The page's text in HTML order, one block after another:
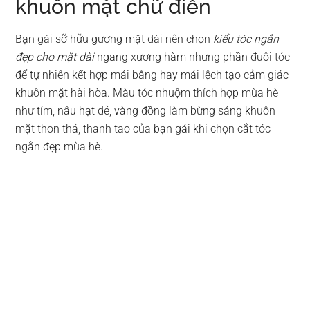
khuôn mặt chữ điền
Bạn gái sỡ hữu gương mặt dài nên chọn kiểu tóc ngắn
đẹp cho mặt dàingang xương hàm nhưng phần đuôi tóc
để tự nhiên kết hợp mái bằng hay mái lệch tạo cảm giác
khuôn mặt hài hòa. Màu tóc nhuộm thích hợp mùa hè
như tím, nâu hạt dẻ, vàng đồng làm bừng sáng khuôn
mặt thon thả, thanh tao của bạn gái khi chọn cắt tóc
ngắn đẹp mùa hè.